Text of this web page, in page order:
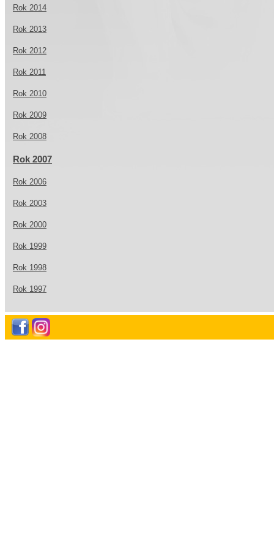
Rok 2014
Rok 2013
Rok 2012
Rok 2011
Rok 2010
Rok 2009
Rok 2008
Rok 2007
Rok 2006
Rok 2003
Rok 2000
Rok 1999
Rok 1998
Rok 1997